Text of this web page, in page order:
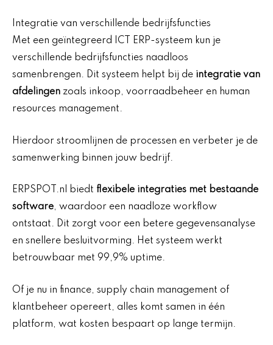
Integratie van verschillende bedrijfsfuncties
Met een geïntegreerd ICT ERP-systeem kun je
verschillende bedrijfsfuncties naadloos
samenbrengen. Dit systeem helpt bij de integratie van
afdelingen zoals inkoop, voorraadbeheer en human
resources management.
Hierdoor stroomlijnen de processen en verbeter je de
samenwerking binnen jouw bedrijf.
ERPSPOT.nl biedt flexibele integraties met bestaande
software, waardoor een naadloze workflow
ontstaat. Dit zorgt voor een betere gegevensanalyse
en snellere besluitvorming. Het systeem werkt
betrouwbaar met 99,9% uptime.
Of je nu in finance, supply chain management of
klantbeheer opereert, alles komt samen in één
platform, wat kosten bespaart op lange termijn.